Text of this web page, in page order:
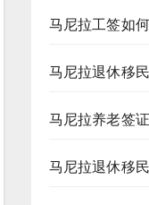
马尼拉工签如
马尼拉退休移
马尼拉养老签
马尼拉退休移